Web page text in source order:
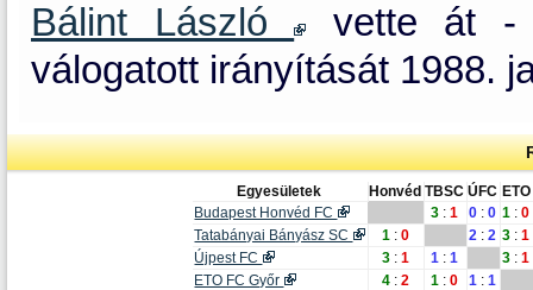
Bálint László
vette át -
válogatott irányítását 1988.
Egyesületek Honvéd TBSC ÚFC ETO
Budapest Honvéd FC
3 : 1 0 : 0 1 : 0
Tatabányai Bányász SC
1 : 0 2 : 2 3 : 1
Újpest FC
3 : 1 1 : 1 3 : 1
ETO FC Győr
4 : 2 1 : 0 1 : 1